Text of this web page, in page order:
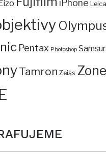
Eizo iPhone Leica
Pentax Photoshop
Tamron Zeiss